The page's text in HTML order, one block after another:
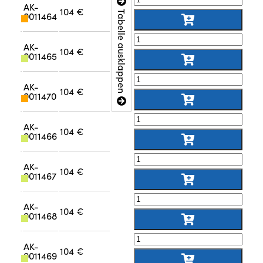
Tabelle ausklappen
AK-
0011464 104 €
AK-
0011465 104 €
AK-
0011470 104 €
AK-
0011466 104 €
AK-
0011467 104 €
AK-
0011468 104 €
AK-
0011469 104 €